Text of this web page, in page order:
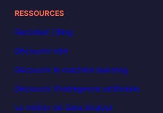
RESSOURCES
Decoded | Blog
Découvrir n8n
Découvrir le machine learning
Découvrir l’intelligence artificielle
Le métier de Data Analyst